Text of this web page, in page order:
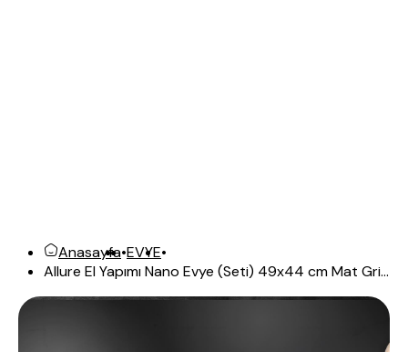
Anasayfa•EVYE•
Allure El Yapımı Nano Evye (Seti) 49x44 cm Mat Gri...